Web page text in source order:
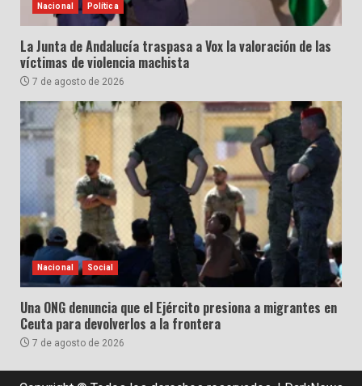
Nacional Política
La Junta de Andalucía traspasa a Vox la valoración de las
víctimas de violencia machista
7 de agosto de 2026
Nacional Social
Una ONG denuncia que el Ejército presiona a migrantes en
Ceuta para devolverlos a la frontera
7 de agosto de 2026